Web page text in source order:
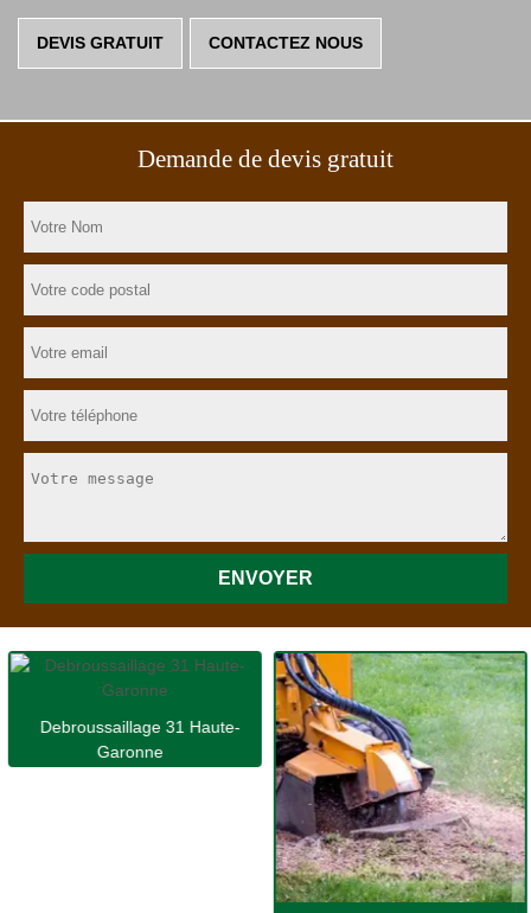
DEVIS GRATUIT CONTACTEZ NOUS
Demande de devis gratuit
Debroussaillage 31 Haute-
Garonne